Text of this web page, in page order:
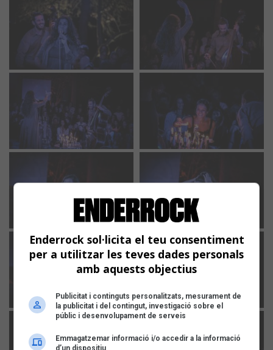
Enderrock sol·licita el teu consentiment
per a utilitzar les teves dades personals
amb aquests objectius
Publicitat i continguts personalitzats, mesurament de
la publicitat i del contingut, investigació sobre el
públic i desenvolupament de serveis
Emmagatzemar informació i/o accedir a la informació
d’un dispositiu